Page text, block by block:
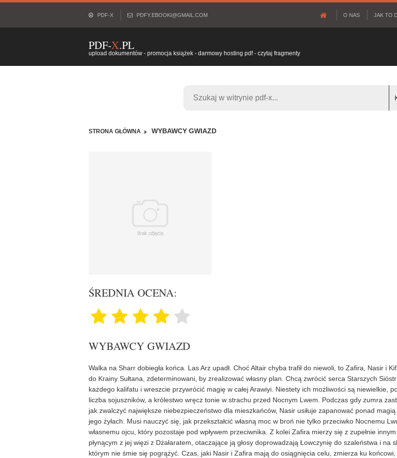
PDF-X PDFY.EBOOKI@GMAIL.COM O NAS JAK TO
PDF-X.PL
upload dokumentów - promocja książek - darmowy hosting pdf - czytaj fragmenty
STRONA GŁÓWNA WYBAWCY GWIAZD
ŚREDNIA OCENA:
WYBAWCY GWIAZD
Walka na Sharr dobiegła końca. Las Arz upadł. Choć Altair chyba trafił do niewoli, to Zafira, Nasir i
do Krainy Sułtana, zdeterminowani, by zrealizować własny plan. Chcą zwrócić serca Starszych
każdego kalifatu i wreszcie przywrócić magię w całej Arawiyi. Niestety ich możliwości są niewielkie,
liczba sojuszników, a królestwo wręcz tonie w strachu przed Nocnym Lwem. Podczas gdy zumra
jak zwalczyć największe niebezpieczeństwo dla mieszkańców, Nasir usiłuje zapanować ponad
jego żyłach. Musi nauczyć się, jak przekształcić własną moc w broń nie tylko przeciwko Nocnemu
własnemu ojcu, który pozostaje pod wpływem przeciwnika. Z kolei Zafira mierzy się z zupełnie
płynącym z jej więzi z Dżałaratem, otaczające ją głosy doprowadzają Łowczynię do szaleństwa i na
którym nie śmie się pogrążyć. Czas, jaki Nasir i Zafira mają do osiągnięcia celu, zmierza ku końcowi,